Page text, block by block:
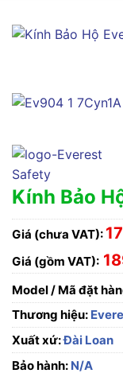
Kính Bảo
Giá (chưa VAT):
Giá (gồm VAT):
Model / Mã đặt
Thương hiệu:
Xuất xứ:Đài Loan
Bảo hành: N/A